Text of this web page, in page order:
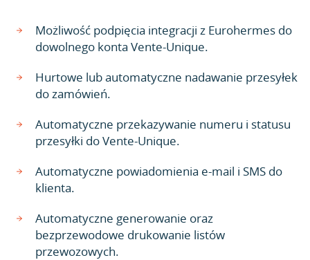
Możliwość podpięcia integracji z Eurohermes do
dowolnego konta Vente-Unique.
Hurtowe lub automatyczne nadawanie przesyłek
do zamówień.
Automatyczne przekazywanie numeru i statusu
przesyłki do Vente-Unique.
Automatyczne powiadomienia e-mail i SMS do
klienta.
Automatyczne generowanie oraz
bezprzewodowe drukowanie listów
przewozowych.